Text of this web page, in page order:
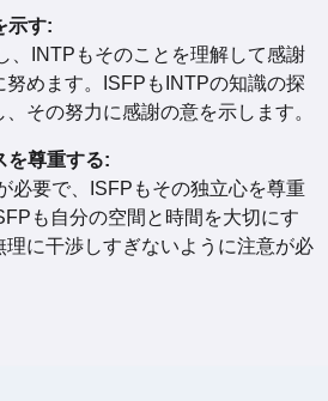
示す:
、INTPもそのことを理解して感謝
めます。ISFPもINTPの知識の探
その努力に感謝の意を示します。
を尊重する:
必要で、ISFPもその独立心を尊重
も自分の空間と時間を大切にす
理に干渉しすぎないように注意が必